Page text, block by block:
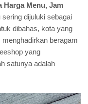
Harga Menu, Jam
dijuluki sebagai
dibahas, kota yang
beragam
yang
satunya adalah